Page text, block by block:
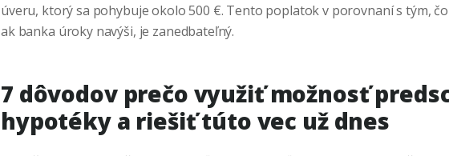
úveru, ktorý sa pohybuje okolo 500 €. Tento poplatok v porovnaní s tým,
ak banka úroky navýši, je zanedbateľný.
7 dôvodov prečo využiť možnosť
hypotéky a riešiť túto vec už dnes